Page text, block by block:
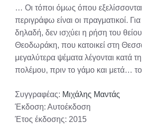
… Οι τόποι όμως όπου
περιγράφω είναι οι πραγματικοί.
δηλαδή, δεν ισχύει η ρήση του
Θεοδωράκη, που κατοικεί στη
μεγαλύτερα ψέματα λέγονται κατά
πολέμου, πριν το γάμο και μετά…
Συγγραφέας: Μιχάλης Μαντάς
Έκδοση: Αυτοέκδοση
Έτος έκδοσης: 2015